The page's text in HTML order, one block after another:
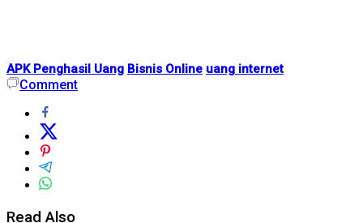
APK Penghasil Uang Bisnis Online uang internet
Comment
Read Also